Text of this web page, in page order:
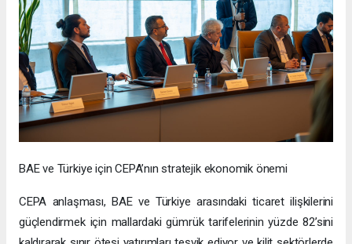
BAE ve Türkiye için CEPA’nın stratejik ekonomik önemi
CEPA anlaşması, BAE ve Türkiye arasındaki ticaret ilişkilerini
güçlendirmek için mallardaki gümrük tarifelerinin yüzde 82’sini